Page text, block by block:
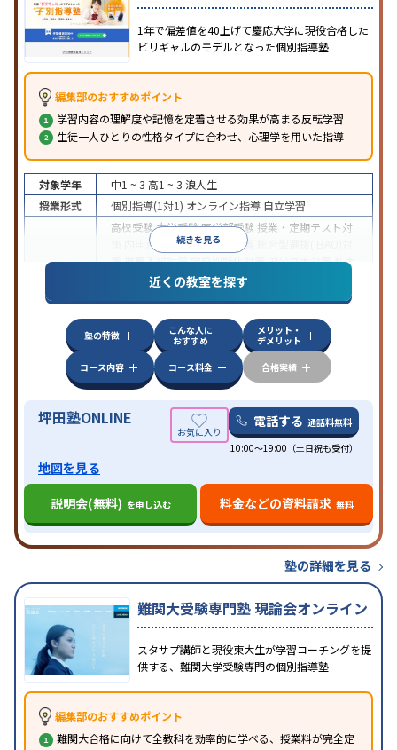
1年で偏差値を40上げて慶応大学に現役合格した
ビリギャルのモデルとなった個別指導塾
編集部のおすすめポイント
学習内容の理解度や記憶を定着させる効果が高まる反転学習
生徒一人ひとりの性格タイプに合わせ、心理学を用いた指導
続きを見る
対象学年 中1 ~ 3 高1 ~ 3 浪人生
授業形式
個別指導(1対1) オンライン指導 自立学習
高校受験大学受験医学部受験 授業・定期テスト対
内申点対策学習習慣の定着
策推薦入試対策学校別特化対策国公立大対策私大
共通テスト対策英検(英語検定)対策
その
特徴
中高一貫校生に対応授業の振替可能 不登校生に対
学習にPC・タブレットを利用オンライン対応
科目から受講可能季節講習のみの受講可発達障害
の子どもに対応
近くの教室を探す
塾の特徴
こんな人に
おすすめ
メリット・
デメリット
コース内容
コース料金 合格実績
坪田塾ONLINE 電話する 通話料無料
10:00～19:00（土日祝も受付）
地図を見る
説明会(無料) を申し込む 料金などの資料請求 無料
塾の詳細を見る
難関大受験専門塾 現論会オンライン
スタサプ講師と現役東大生が学習コーチングを提
供する、難関大学受験専門の個別指導塾
編集部のおすすめポイント
難関大合格に向けて全教科を効率的に学べる、授業料が完全定